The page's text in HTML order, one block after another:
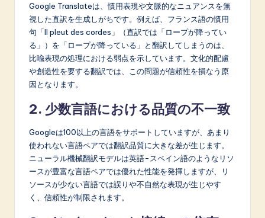
Google Translateは、慣用表現や文脈的なニュアンスを無
視した直訳を生成しがちです。例えば、フランス語の慣用
句「Il pleut des cordes」（直訳では「ロープが降ってい
る」）を「ロープが降っている」と翻訳してしまうのは、
比喩表現の処理における弱点を示しています。文化的配慮
や創造性を要する翻訳では、この問題が信頼性を損なう原
因となります。
2. 少数言語における品質の不一致
Googleは100以上の言語をサポートしていますが、あまり
使われない言語ペアでは翻訳品質に大きな差が生じます。
ニューラル機械翻訳モデルは英語-スペイン語のようなリソ
ースが豊富な言語ペアでは優れた性能を発揮しますが、リ
ソースが少ない言語では誤りや不自然な表現が生じやす
く、信頼性が制限されます。